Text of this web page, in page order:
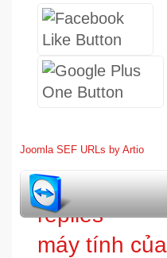
Joomla SEF URLs by Artio
1
replies
máy tính